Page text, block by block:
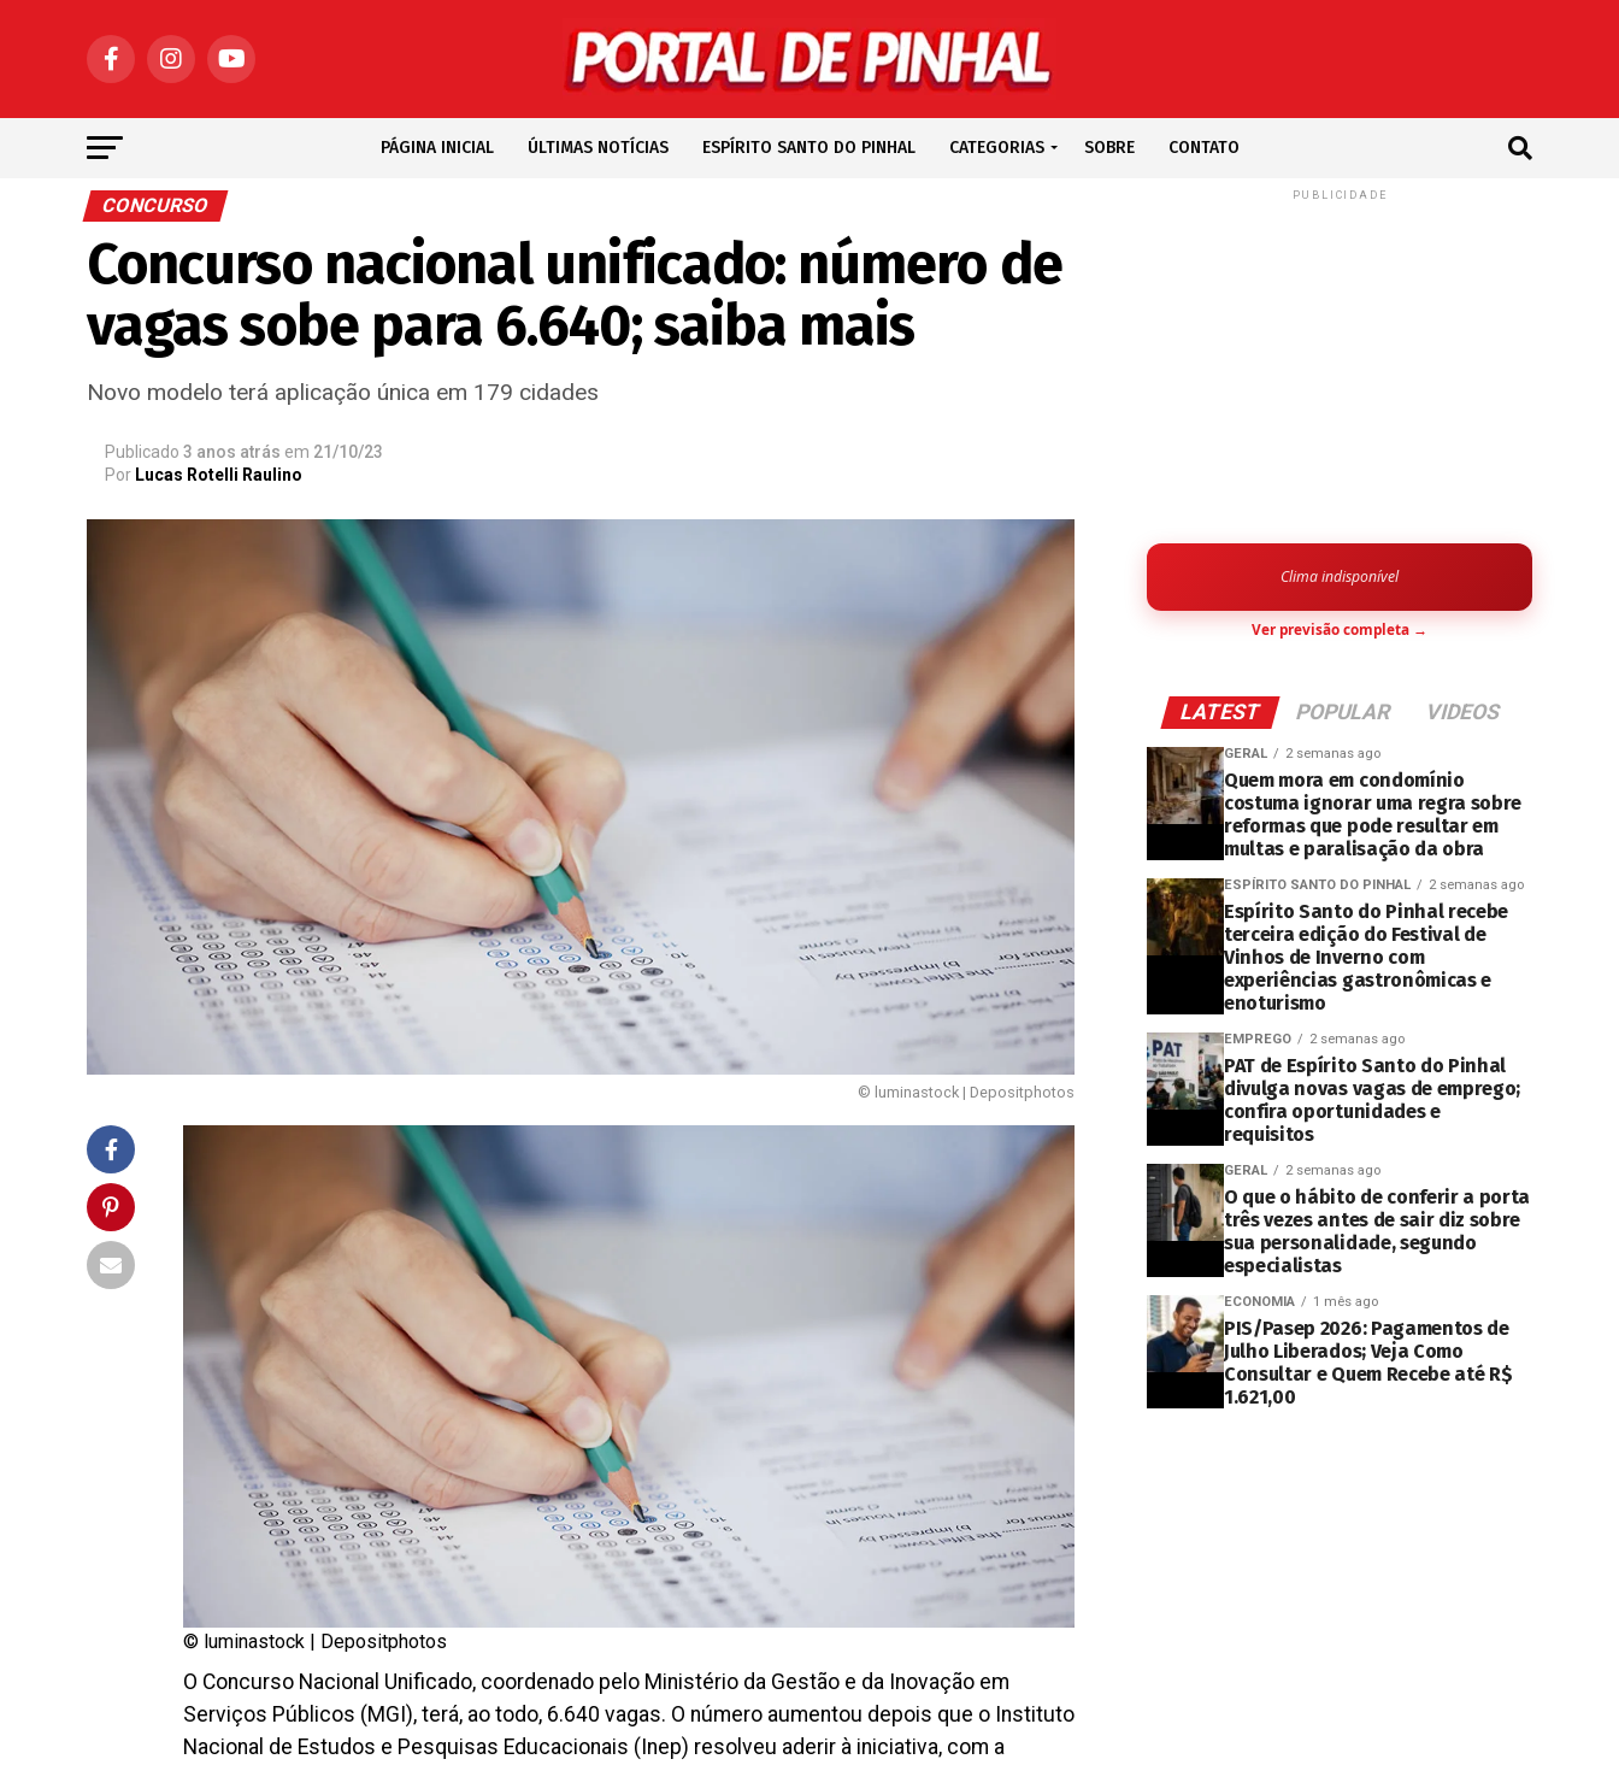
PÁGINA INICIAL ÚLTIMAS NOTÍCIAS ESPÍRITO SANTO DO PINHAL CATEGORIAS SOBRE CONTATO
CONCURSO
Concurso nacional unificado: número de
vagas sobe para 6.640; saiba mais
Novo modelo terá aplicação única em 179 cidades
Publicado 3 anos atrás em 21/10/23
Por Lucas Rotelli Raulino
© luminastock | Depositphotos
© luminastock | Depositphotos
O Concurso Nacional Unificado, coordenado pelo Ministério da Gestão e da Inovação em
Serviços Públicos (MGI), terá, ao todo, 6.640 vagas. O número aumentou depois que o Instituto
Nacional de Estudos e Pesquisas Educacionais (Inep) resolveu aderir à iniciativa, com a
PUBLICIDADE
Clima indisponível
Ver previsão completa →
LATEST POPULAR VIDEOS
GERAL 2 semanas ago
Quem mora em condomínio
costuma ignorar uma regra sobre
reformas que pode resultar em
multas e paralisação da obra
ESPÍRITO SANTO DO PINHAL 2 semanas ago
Espírito Santo do Pinhal recebe
terceira edição do Festival de
Vinhos de Inverno com
experiências gastronômicas e
enoturismo
EMPREGO 2 semanas ago
PAT de Espírito Santo do Pinhal
divulga novas vagas de emprego;
confira oportunidades e
requisitos
GERAL 2 semanas ago
O que o hábito de conferir a porta
três vezes antes de sair diz sobre
sua personalidade, segundo
especialistas
ECONOMIA 1 mês ago
PIS/Pasep 2026: Pagamentos de
Julho Liberados; Veja Como
Consultar e Quem Recebe até R$
1.621,00